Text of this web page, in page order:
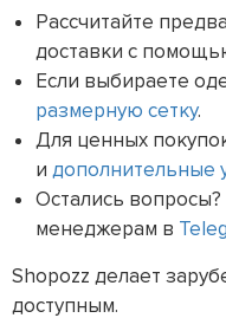
Рассчитайте
доставки с
Если выбираете
размерную сетку.
Для ценных
и дополнительные
Остались
менеджерам в
Shopozz делает
доступным.